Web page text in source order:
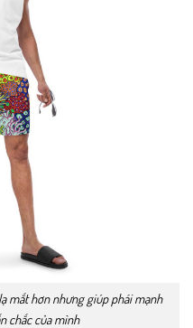
mắt hơn nhưng giúp phái mạnh
chắc của mình